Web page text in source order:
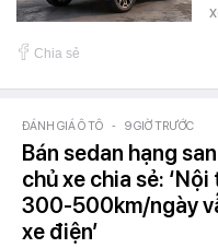
Chia sẻ
ĐÁNH GIÁ Ô TÔ - 9 GIỜ TRƯỚC
Bán sedan hạng
chủ xe chia sẻ:
300-500km/ngày
xe điện’